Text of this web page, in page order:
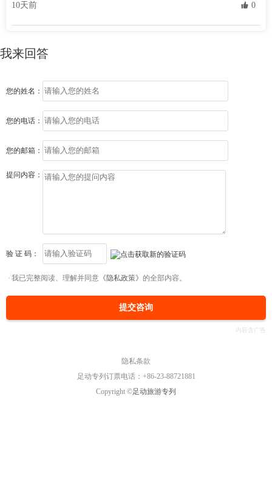
10天前  0
我来回答
您的姓名：
您的电话：
您的邮箱：
提问内容：
验 证 码：
我已完整阅读、理解并同意 《隐私政策》 的全部内容。
提交咨询
隐私条款
足动专列订票电话：+86-23-88721881
Copyright ©足动旅游专列